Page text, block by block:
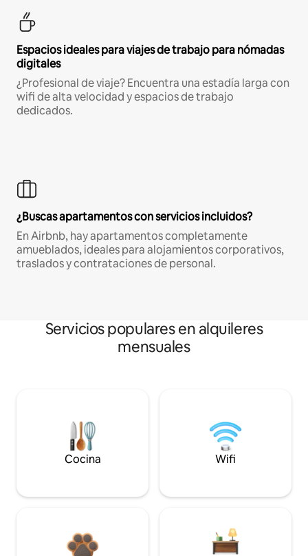
Espacios ideales para viajes de trabajo para nómadas
digitales
¿Profesional de viaje? Encuentra una estadía larga con
wifi de alta velocidad y espacios de trabajo
dedicados.
¿Buscas apartamentos con servicios incluidos?
En Airbnb, hay apartamentos completamente
amueblados, ideales para alojamientos corporativos,
traslados y contrataciones de personal.
Servicios populares en alquileres
mensuales
Cocina Wifi